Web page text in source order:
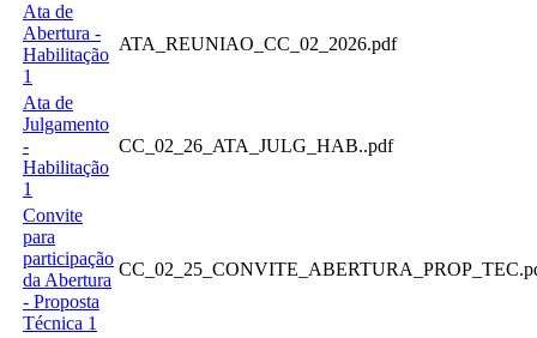
Ata de
Abertura -
Habilitação
1
ATA_REUNIAO_CC_02_2026.pdf
Ata de
Julgamento
-
Habilitação
1
CC_02_26_ATA_JULG_HAB..pdf
Convite
para
participação
da Abertura
- Proposta
Técnica 1